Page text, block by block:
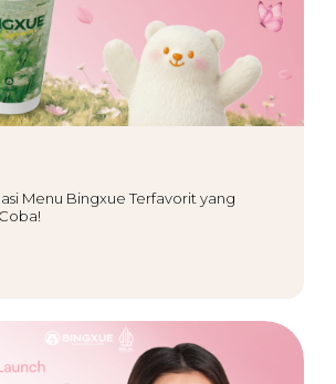
Menu Bingxue Terfavorit yang